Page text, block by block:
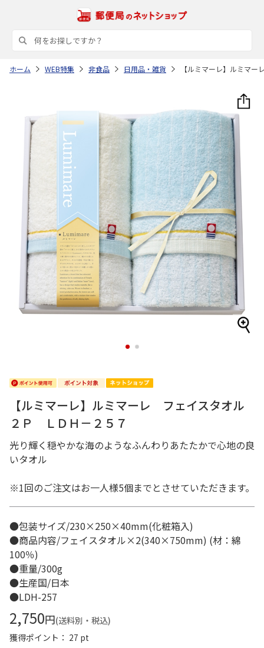
ホーム WEB特集 非食品 日用品・雑貨 【ルミマーレ】ルミマ
1 2
【ルミマーレ】ルミマーレ フェイスタオル
２Ｐ ＬＤＨ－２５７
光り輝く穏やかな海のようなふんわりあたたかで心地の良
いタオル
※1回のご注文はお一人様5個までとさせていただきます。
●包装サイズ/230×250×40mm(化粧箱入)
●商品内容/フェイスタオル×2(340×750mm) (材：綿
100％)
●重量/300g
●生産国/日本
●LDH-257
2,750円(送料別・税込)
獲得ポイント： 27 pt